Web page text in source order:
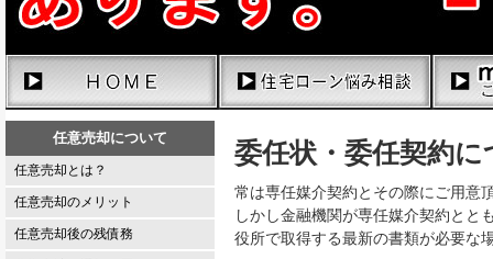
任意売却について
任意売却とは？
任意売却のメリット
任意売却後の残債務
委任状・委任契約に
常は専任媒介契約とその際にご用意
しかし金融機関が専任媒介契約とと
役所で取得する最新の書類が必要な